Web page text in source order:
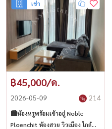
เช่า
฿45,000/ด.
2026-05-09 214
🏙️ห้องหรูพร้อมเข้าอยู่ Noble
Ploenchit ห้องสวย วิวเมือง ใกล้